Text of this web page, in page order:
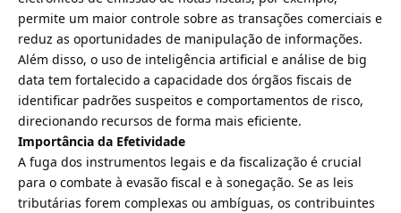
permite um maior controle sobre as transações comerciais e
reduz as oportunidades de manipulação de informações.
Além disso, o uso de inteligência artificial e análise de big
data tem fortalecido a capacidade dos órgãos fiscais de
identificar padrões suspeitos e comportamentos de risco,
direcionando recursos de forma mais eficiente.
Importância da Efetividade
A fuga dos instrumentos legais e da fiscalização é crucial
para o combate à evasão fiscal e à sonegação. Se as leis
tributárias forem complexas ou ambíguas, os contribuintes